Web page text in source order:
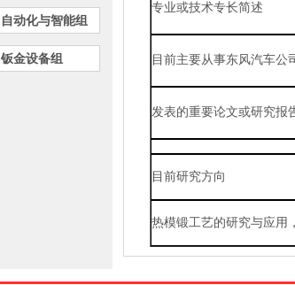
自动化与智能组
钣金设备组
专业或技术专长简述
目前主要从事东风汽车公
发表的重要论文或研究报
目前研究方向
热模锻工艺的研究与应用